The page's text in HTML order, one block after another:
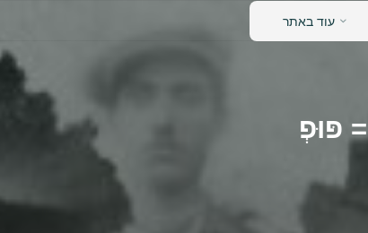
נאשעוד באתר
פּוּפְ